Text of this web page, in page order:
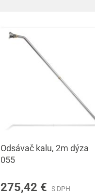
Odsávač kalu, 2m dýza
055
275,42 € S DPH